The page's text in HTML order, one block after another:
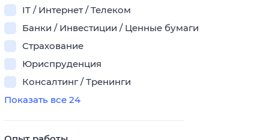
IT / Интернет / Телеком
Банки / Инвестиции / Ценные бумаги
Страхование
Юриспруденция
Консалтинг / Тренинги
Показать все 24